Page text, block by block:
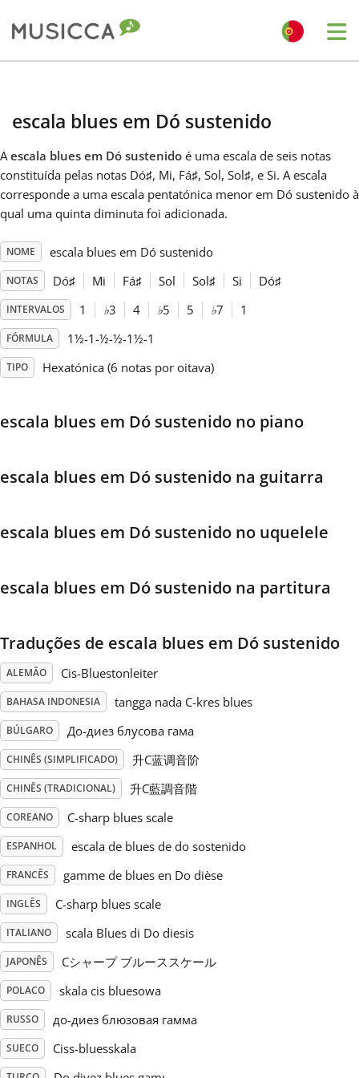
Dansk
English
Español
日本語
Polski
Português
Русский
Svenska
Tiếng Việt
Türkçe
Українська
escala blues em Dó sustenido
Aescala blues em Dó sustenido é uma escala de seis notas
constituída pelas notas Dó♯, Mi, Fá♯, Sol, Sol♯, e Si. A escala
corresponde a uma escala pentatónica menor em Dó sustenido à
qual uma quinta diminuta foi adicionada.
NOME escala blues em Dó sustenido
NOTAS Dó♯ Mi Fá♯ Sol Sol♯ Si Dó♯
INTERVALOS 1 ♭3 4 ♭5 5 ♭7 1
FÓRMULA 1½-1-½-½-1½-1
TIPO Hexatónica (6 notas por oitava)
escala blues em Dó sustenido no piano
escala blues em Dó sustenido na guitarra
escala blues em Dó sustenido no uquelele
escala blues em Dó sustenido na partitura
Traduções de escala blues em Dó sustenido
ALEMÃO Cis-Bluestonleiter
BAHASA INDONESIA tangga nada C-kres blues
BÚLGARO До-диез блусова гама
CHINÊS (SIMPLIFICADO) 升C蓝调音阶
CHINÊS (TRADICIONAL) 升C藍調音階
COREANO C-sharp blues scale
ESPANHOL escala de blues de do sostenido
FRANCÊS gamme de blues en Do dièse
INGLÊS C-sharp blues scale
ITALIANO scala Blues di Do diesis
JAPONÊS Cシャープ ブルーススケール
POLACO skala cis bluesowa
RUSSO до-диез блюзовая гамма
SUECO Ciss-bluesskala